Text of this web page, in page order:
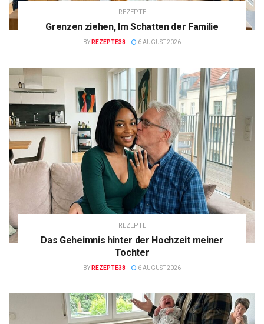
REZEPTE
Grenzen ziehen, Im Schatten der Familie
BY REZEPTE38 6 AUGUST 2026
REZEPTE
Das Geheimnis hinter der Hochzeit meiner
Tochter
BY REZEPTE38 6 AUGUST 2026